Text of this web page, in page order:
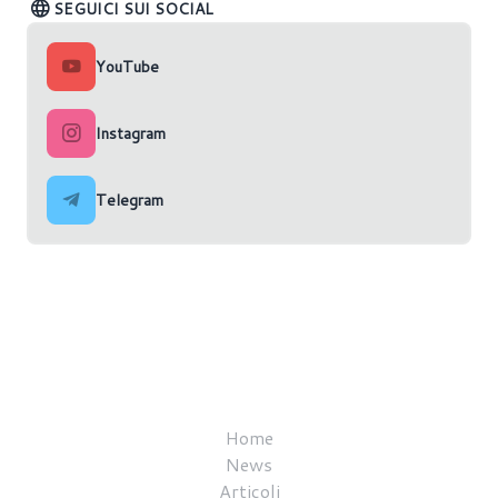
SEGUICI SUI SOCIAL
YouTube
Instagram
Telegram
Home
News
Articoli